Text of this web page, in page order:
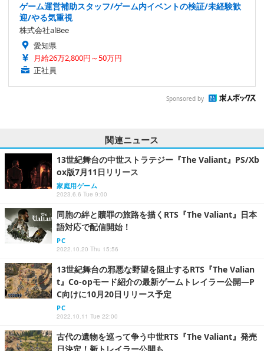
ゲーム運営補助スタッフ/ゲーム内イベントの検証/未経験歓
迎/やる気重視
株式会社alBee
愛知県
月給26万2,800円～50万円
正社員
Sponsored by
関連ニュース
13世紀舞台の中世ストラテジー『The Valiant』PS/Xb
ox版7月11日リリース
家庭用ゲーム
2023.6.6 Tue 9:00
同胞の絆と贖罪の旅路を描くRTS『The Valiant』日本
語対応で配信開始！
PC
2022.10.20 Thu 15:56
13世紀舞台の邪悪な野望を阻止するRTS『The Valian
t』Co-opモード紹介の最新ゲームトレイラー公開―P
C向けに10月20日リリース予定
PC
2022.10.11 Tue 22:00
古代の遺物を巡って争う中世RTS『The Valiant』発売